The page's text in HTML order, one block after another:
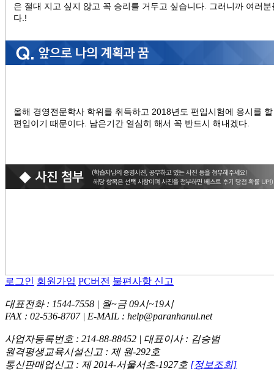
은 절대 지고 싶지 않고 꼭 승리를 거두고 싶습니다. 그러니까 여러
다.!
올해 경영전문학사 학위를 취득하고 2018년도 편입시험에 응시를
편입이기 때문이다. 남은기간 열심히 해서 꼭 반드시 해내겠다.
로그인 회원가입 PC버전 불편사항 신고
대표전화 : 1544-7558 | 월~금 09시~19시
FAX : 02-536-8707 | E-MAIL : help@paranhanul.net
사업자등록번호 : 214-88-88452 | 대표이사 : 김승범
원격평생교육시설신고 : 제 원-292호
통신판매업신고 : 제 2014-서울서초-1927호 [정보조회]